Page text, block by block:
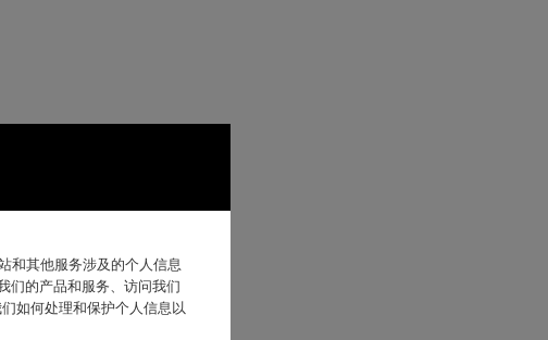
和其他服务涉及的个人信息
们的产品和服务、访问我们
如何处理和保护个人信息以